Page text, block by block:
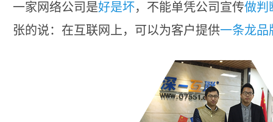
一家网络公司是好是坏，不能单凭公司宣传做判
张的说：在互联网上，可以为客户提供一条龙品